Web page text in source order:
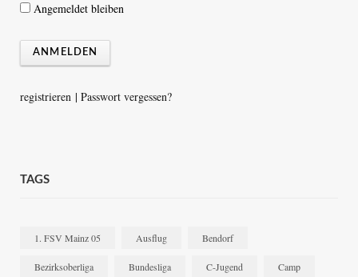
Angemeldet bleiben
registrieren | Passwort vergessen?
TAGS
1. FSV Mainz 05 Ausflug Bendorf
Bezirksoberliga Bundesliga C-Jugend Camp